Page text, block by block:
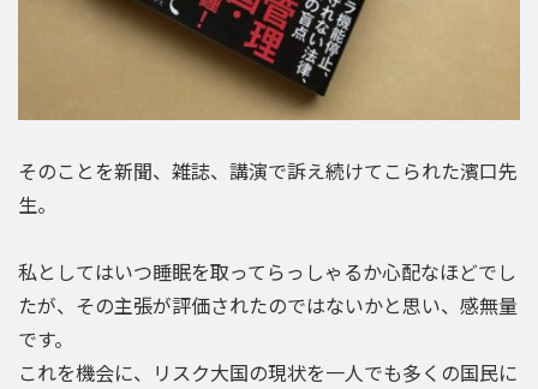
そのことを新聞、雑誌、講演で訴え続けてこられた濱口先
生。
私としてはいつ睡眠を取ってらっしゃるか心配なほどでし
たが、その主張が評価されたのではないかと思い、感無量
です。
これを機会に、リスク大国の現状を一人でも多くの国民に